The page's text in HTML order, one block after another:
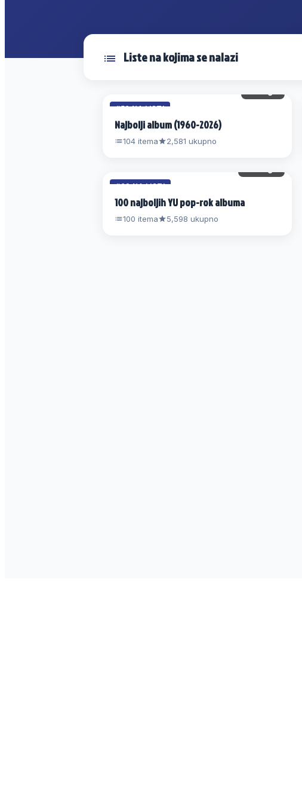
Liste na kojima se nalazi
#56 NA LISTI
Najbolji album (1960-2026)
104 itema 2,581 ukupno
#69 NA LISTI
100 najboljih YU pop-rok albuma
100 itema 5,598 ukupno